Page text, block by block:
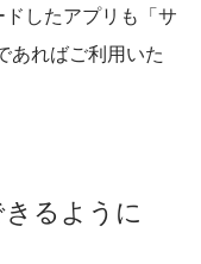
ドしたアプリも「サ
あればご利用いた
るように